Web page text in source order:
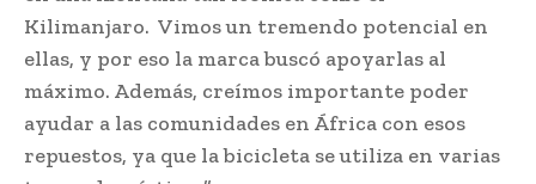
Kilimanjaro. Vimos un tremendo potencial en
ellas, y por eso la marca buscó apoyarlas al
máximo. Además, creímos importante poder
ayudar a las comunidades en África con esos
repuestos, ya que la bicicleta se utiliza en varias